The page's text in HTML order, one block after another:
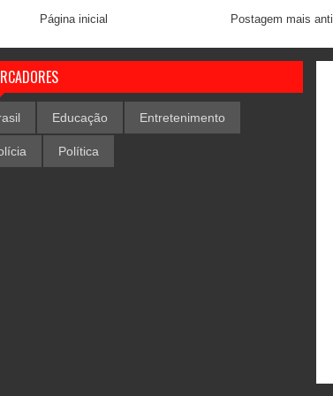
Postagem mais
Página inicial
Educação Entretenimento
Política